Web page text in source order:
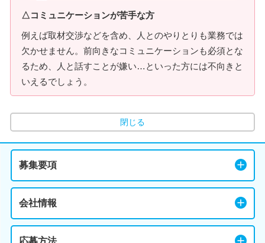
△コミュニケーションが苦手な方
例えば取材交渉などを含め、人とのやりとりも業務では
欠かせません。前向きなコミュニケーションも必須とな
るため、人と話すことが嫌い…といった方には不向きと
いえるでしょう。
閉じる
募集要項
会社情報
応募方法